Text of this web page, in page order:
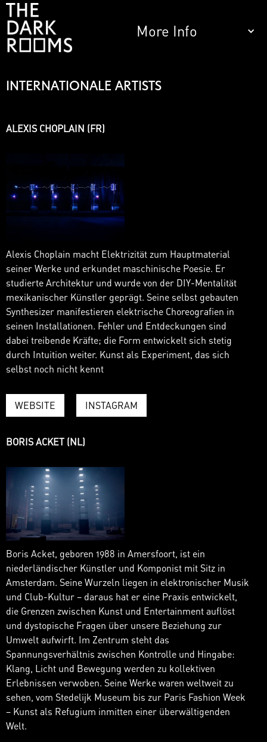
More Info
INTERNATIONALE ARTISTS
ALEXIS CHOPLAIN (FR)
Alexis Choplain macht Elektrizität zum Hauptmaterial
seiner Werke und erkundet maschinische Poesie. Er
studierte Architektur und wurde von der DIY-Mentalität
mexikanischer Künstler geprägt. Seine selbst gebauten
Synthesizer manifestieren elektrische Choreografien in
seinen Installationen. Fehler und Entdeckungen sind
dabei treibende Kräfte; die Form entwickelt sich stetig
durch Intuition weiter. Kunst als Experiment, das sich
selbst noch nicht kennt
WEBSITE INSTAGRAM
BORIS ACKET (NL)
Boris Acket, geboren 1988 in Amersfoort, ist ein
niederländischer Künstler und Komponist mit Sitz in
Amsterdam. Seine Wurzeln liegen in elektronischer Musik
und Club-Kultur – daraus hat er eine Praxis entwickelt,
die Grenzen zwischen Kunst und Entertainment auflöst
und dystopische Fragen über unsere Beziehung zur
Umwelt aufwirft. Im Zentrum steht das
Spannungsverhältnis zwischen Kontrolle und Hingabe:
Klang, Licht und Bewegung werden zu kollektiven
Erlebnissen verwoben. Seine Werke waren weltweit zu
sehen, vom Stedelijk Museum bis zur Paris Fashion Week
– Kunst als Refugium inmitten einer überwältigenden
Welt.